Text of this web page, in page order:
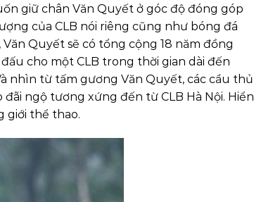
giữ chân Văn Quyết ở góc độ đóng góp
của CLB nói riêng cũng như bóng đá
Quyết sẽ có tổng cộng 18 năm đồng
cho một CLB trong thời gian dài đến
nhìn từ tấm gương Văn Quyết, các cầu thủ
ngộ tương xứng đến từ CLB Hà Nội. Hiển
giới thể thao.